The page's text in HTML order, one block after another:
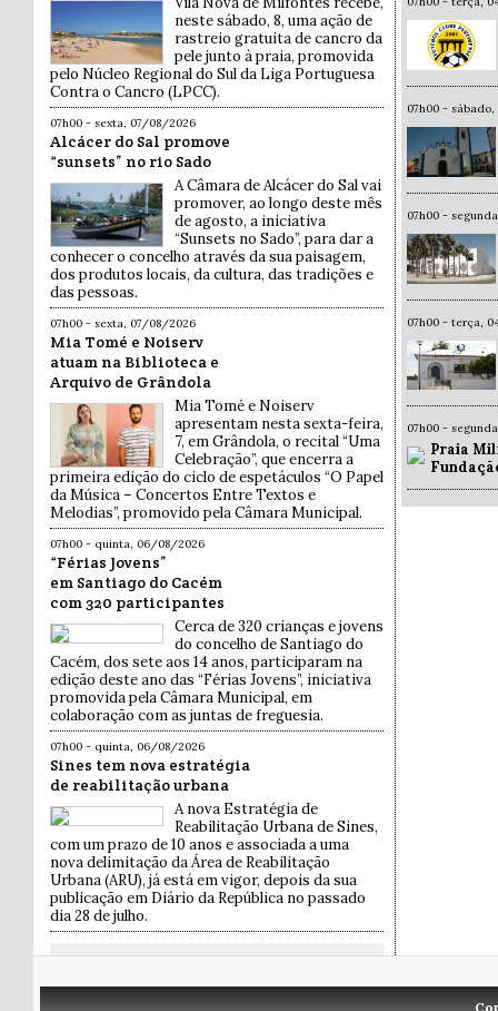
neste sábado, 8, uma ação de
rastreio gratuita de cancro da
pele junto à praia, promovida
pelo Núcleo Regional do Sul da Liga Portuguesa
Contra o Cancro (LPCC).
07h00 - sexta, 07/08/2026
Alcácer do Sal promove
“sunsets” no rio Sado
A Câmara de Alcácer do Sal vai
promover, ao longo deste mês
de agosto, a iniciativa
“Sunsets no Sado”, para dar a
conhecer o concelho através da sua paisagem,
dos produtos locais, da cultura, das tradições e
das pessoas.
07h00 - sexta, 07/08/2026
Mia Tomé e Noiserv
atuam na Biblioteca e
Arquivo de Grândola
Mia Tomé e Noiserv
apresentam nesta sexta-feira,
7, em Grândola, o recital “Uma
Celebração”, que encerra a
primeira edição do ciclo de espetáculos “O Papel
da Música – Concertos Entre Textos e
Melodias”, promovido pela Câmara Municipal.
07h00 - quinta, 06/08/2026
“Férias Jovens”
em Santiago do Cacém
com 320 participantes
Cerca de 320 crianças e jovens
do concelho de Santiago do
Cacém, dos sete aos 14 anos, participaram na
edição deste ano das “Férias Jovens”, iniciativa
promovida pela Câmara Municipal, em
colaboração com as juntas de freguesia.
07h00 - quinta, 06/08/2026
Sines tem nova estratégia
de reabilitação urbana
A nova Estratégia de
Reabilitação Urbana de Sines,
com um prazo de 10 anos e associada a uma
nova delimitação da Área de Reabilitação
Urbana (ARU), já está em vigor, depois da sua
publicação em Diário da República no passado
dia 28 de julho.
07h00 -
07h00 -
07h00 - terça,
07h00 -
Praia